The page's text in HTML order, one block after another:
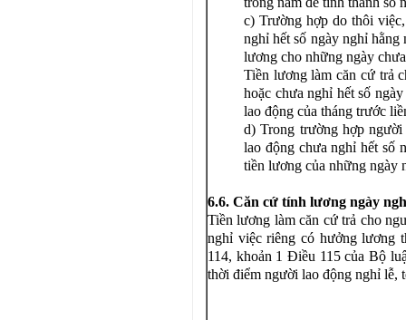
c) Trường hợp do thôi
nghỉ hết số ngày nghỉ
lương cho những ngày
Tiền lương làm căn cứ trả
hoặc chưa nghỉ hết số
lao động của tháng trước
d) Trong trường hợp
lao động chưa nghỉ hết số
tiền lương của những ngày
6.6. Căn cứ tính lương ngày
Tiền lương làm căn cứ trả cho
nghỉ việc riêng có hưởng lương
114, khoản 1 Điều 115 của Bộ
thời điểm người lao động nghỉ lễ,